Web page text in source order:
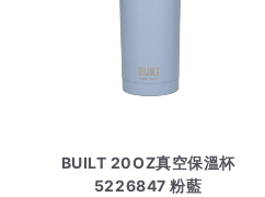
BUILT 20OZ真空保溫杯
5226847 粉藍